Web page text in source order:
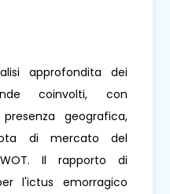
approfondita dei
coinvolti, con
geografica,
di mercato del
Il rapporto di
l'ictus emorragico